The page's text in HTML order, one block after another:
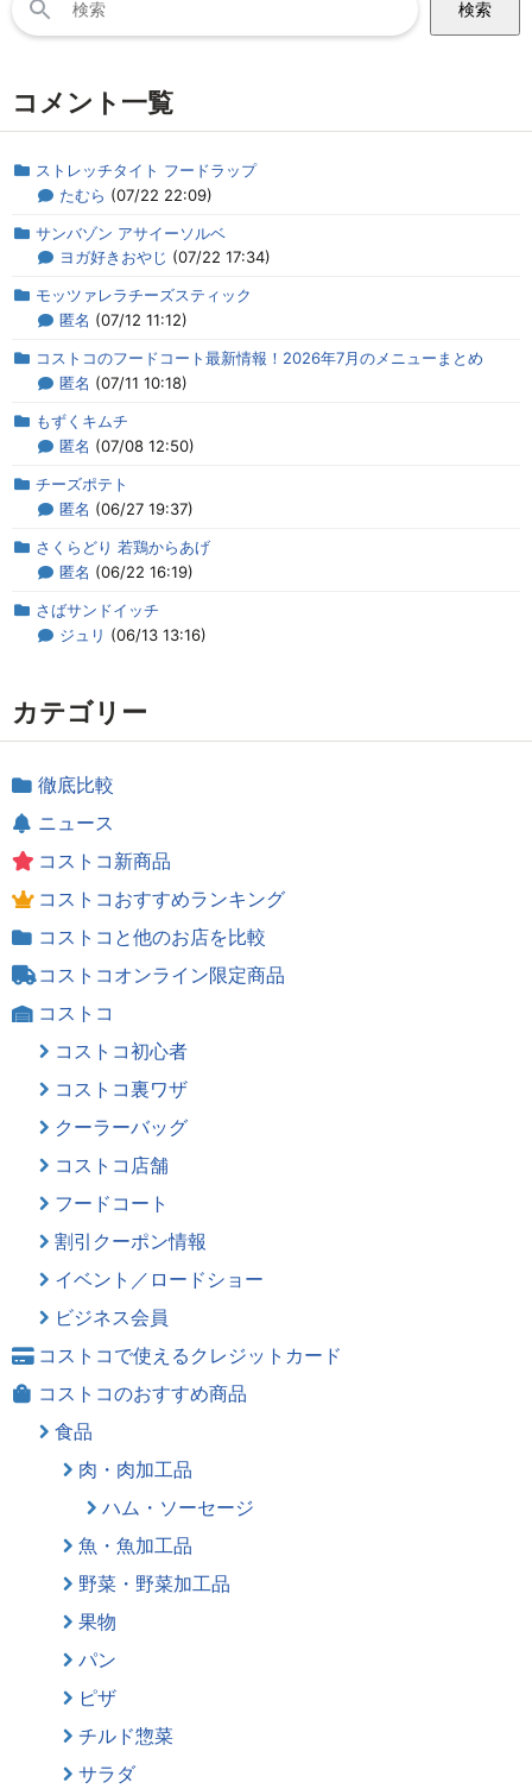
索:
コメント一覧
ストレッチタイト フードラップ
たむら (07/22 22:09)
サンバゾン アサイーソルベ
ヨガ好きおやじ (07/22 17:34)
モッツァレラチーズスティック
匿名 (07/12 11:12)
コストコのフードコート最新情報！2026年7月のメニューまとめ
匿名 (07/11 10:18)
もずくキムチ
匿名 (07/08 12:50)
チーズポテト
匿名 (06/27 19:37)
さくらどり 若鶏からあげ
匿名 (06/22 16:19)
さばサンドイッチ
ジュリ (06/13 13:16)
カテゴリー
徹底比較
ニュース
コストコ新商品
コストコおすすめランキング
コストコと他のお店を比較
コストコオンライン限定商品
コストコ
コストコ初心者
コストコ裏ワザ
クーラーバッグ
コストコ店舗
フードコート
割引クーポン情報
イベント／ロードショー
ビジネス会員
コストコで使えるクレジットカード
コストコのおすすめ商品
食品
肉・肉加工品
ハム・ソーセージ
魚・魚加工品
野菜・野菜加工品
果物
パン
ピザ
チルド惣菜
サラダ